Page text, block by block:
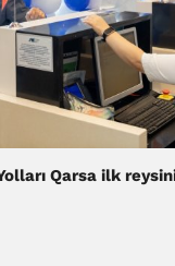
Qarsa ilk